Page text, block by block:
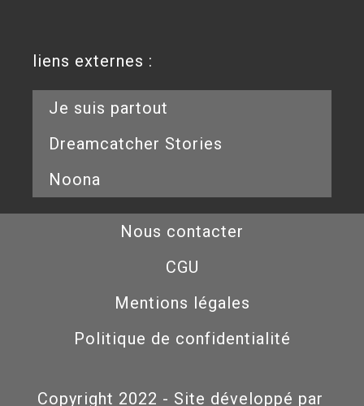
liens externes :
Je suis partout
Dreamcatcher Stories
Noona
Nous contacter
CGU
Mentions légales
Politique de confidentialité
Copyright 2022 - Site développé par